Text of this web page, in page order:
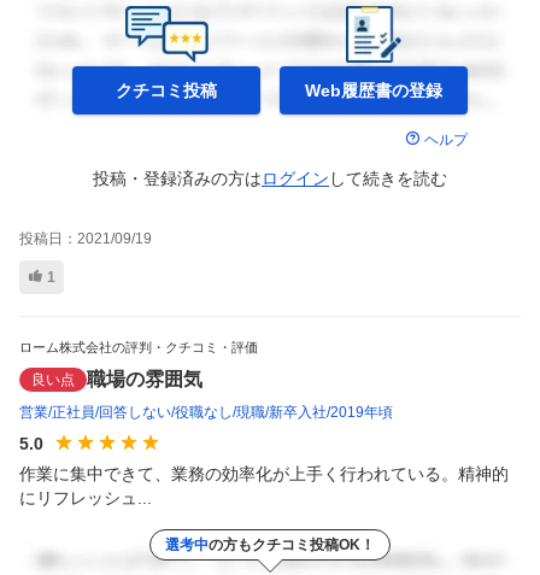
クチコミ投稿 Web履歴書の登録
ヘルプ
投稿・登録済みの方はログイン して続きを読む
投稿日： 2021/09/19
1
ローム株式会社の評判・クチコミ・評価
良い点 職場の雰囲気
営業 正社員 回答しない 役職なし 現職 新卒入社 2019年頃
5.0
作業に集中できて、業務の効率化が上手く行われている。精神的
にリフレッシュ...
選考中の方もクチコミ投稿OK！